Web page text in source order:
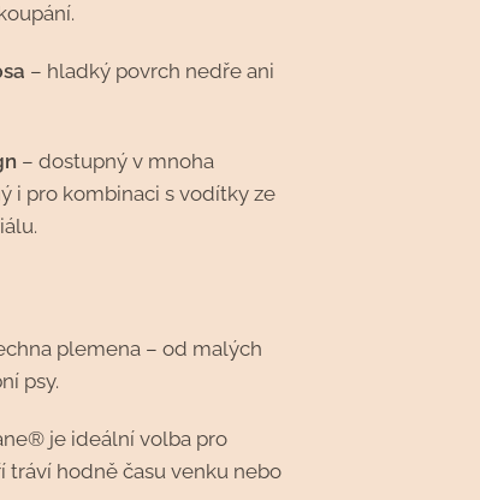
– hladký povrch nedře ani
– dostupný v mnoha
i pro kombinaci s vodítky ze
plemena – od malých
psy.
je ideální volba pro
tráví hodně času venku nebo